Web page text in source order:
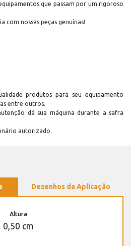
que passam por um rigoroso
com nossas peças genuínas!
produtos para seu equipamento
entre outros.
dá sua máquina durante a safra
autorizado.
Desenhos da Aplicação
Altura
0,50 cm